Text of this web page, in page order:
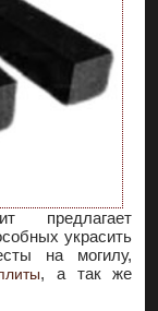
предлагает
украсить
на могилу,
, а так же